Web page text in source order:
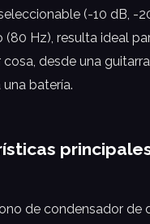
(-10 dB, -
(80 Hz), resulta ideal
desde una
batería.
de condensador de